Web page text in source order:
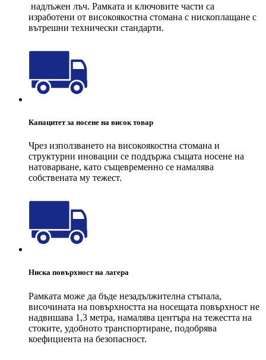
надлъжен лъч. Рамката и ключовите части са
изработени от високоякостна стомана с нископлащане с
вътрешни технически стандарти.
Капацитет за носене на висок товар
Чрез използването на високоякостна стомана и
структурни иновации се поддържа същата носене на
натоварване, като същевременно се намалява
собствената му тежест.
Ниска повърхност на лагера
Рамката може да бъде незадължителна стъпала,
височината на повърхността на носещата повърхност не
надвишава 1,3 метра, намалява центъра на тежестта на
стоките, удобното транспортиране, подобрява
коефициента на безопасност.